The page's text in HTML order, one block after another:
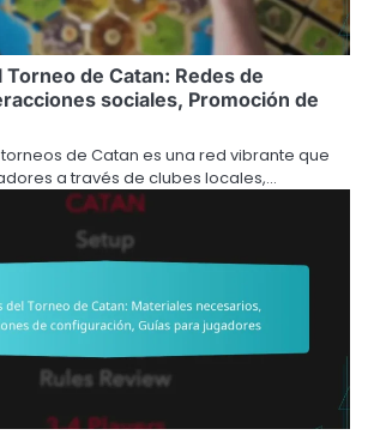
de Catan: Redes de
sociales, Promoción de
de Catan es una red vibrante que
a través de clubes locales,…